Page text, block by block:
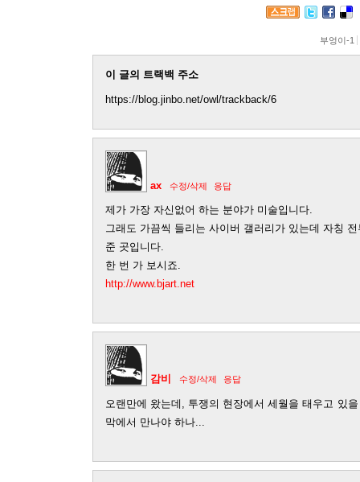
부엉이-1
이 글의 트랙백 주소
https://blog.jinbo.net/owl/trackback/6
ax 수정/삭제 응답
제가 가장 자신없어 하는 분야가 미술입니다.
그래도 가끔씩 들리는 사이버 갤러리가 있는데 자칭
준 곳입니다.
한 번 가 보시죠.
http://www.bjart.net
감비 수정/삭제 응답
오랜만에 왔는데, 투쟁의 현장에서 세월을 태우고 있
막에서 만나야 하나...